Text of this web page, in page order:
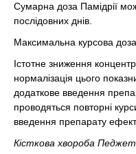
Сумарна доза Памідрії
послідовних днів.
Максимальна курсова доза
Істотне зниження
нормалізація цього
додаткове введення
проводяться повторні
введення препарату
Кісткова хвороба